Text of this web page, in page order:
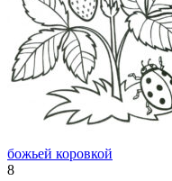
божьей коровкой
8